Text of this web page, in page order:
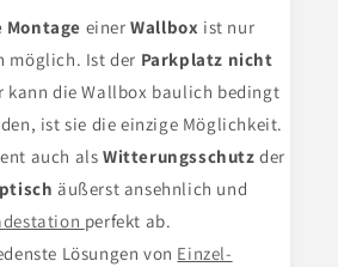
einerWallbox ist nur
möglich. Ist der Parkplatz nicht
kann die Wallbox baulich bedingt
ist sie die einzige Möglichkeit.
auch alsWitterungsschutzder
äußerst ansehnlich und
perfekt ab.
Lösungen von Einzel-